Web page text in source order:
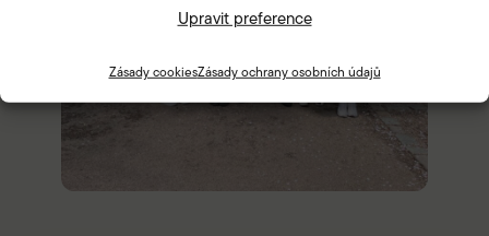
Upravit preference
Zásady cookiesZásady ochrany osobních údajů